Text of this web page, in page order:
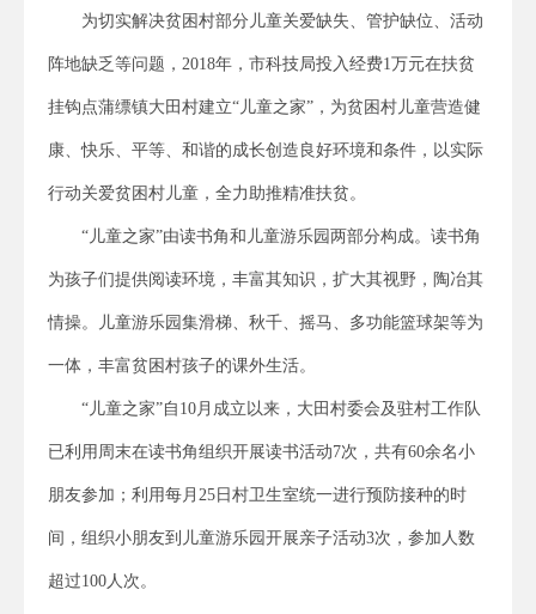
为切实解决贫困村部分儿童关爱缺失、管护缺位、活动
阵地缺乏等问题，2018年，市科技局投入经费1万元在扶贫
挂钩点蒲缥镇大田村建立“儿童之家”，为贫困村儿童营造健
康、快乐、平等、和谐的成长创造良好环境和条件，以实际
行动关爱贫困村儿童，全力助推精准扶贫。
“儿童之家”由读书角和儿童游乐园两部分构成。读书角
为孩子们提供阅读环境，丰富其知识，扩大其视野，陶冶其
情操。儿童游乐园集滑梯、秋千、摇马、多功能篮球架等为
一体，丰富贫困村孩子的课外生活。
“儿童之家”自10月成立以来，大田村委会及驻村工作队
已利用周末在读书角组织开展读书活动7次，共有60余名小
朋友参加；利用每月25日村卫生室统一进行预防接种的时
间，组织小朋友到儿童游乐园开展亲子活动3次，参加人数
超过100人次。